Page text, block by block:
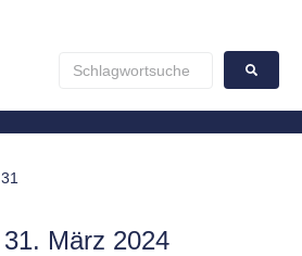
31
31. März 2024